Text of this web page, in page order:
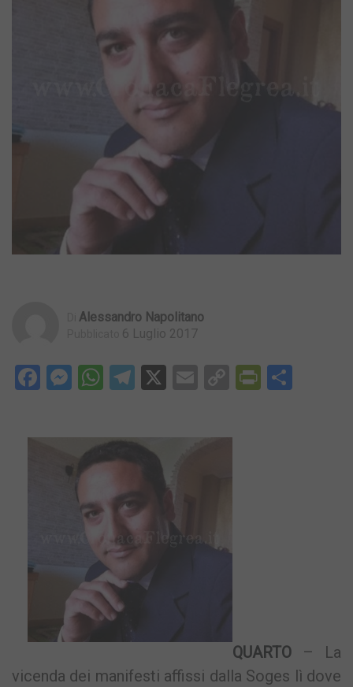
Alessandro Napolitano
6 Luglio 2017
Facebook
Messenger
WhatsApp
Telegram
X EmailCopy
QUARTO – La
vicenda dei manifesti affissi dalla Soges lì dove